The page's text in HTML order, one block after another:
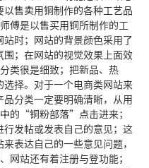
售卖用铜制作的各种工艺品
傅是以售买用铜所制作的工
时；网站的背景颜色采用了
；在网站的视觉效果上面效
类很是细致；把新品、热
择。对于一个电商类网站来
分类一定要明确清晰，从用
的“铜粉部落”点击进来；
发帖或发表自己的意见；这
表达自己的一些意见问题，
网站还有着注册与登功能；